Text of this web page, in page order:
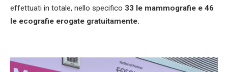
effettuati in totale, nello specifico 33 le mammografie e 46
le ecografie erogate gratuitamente.